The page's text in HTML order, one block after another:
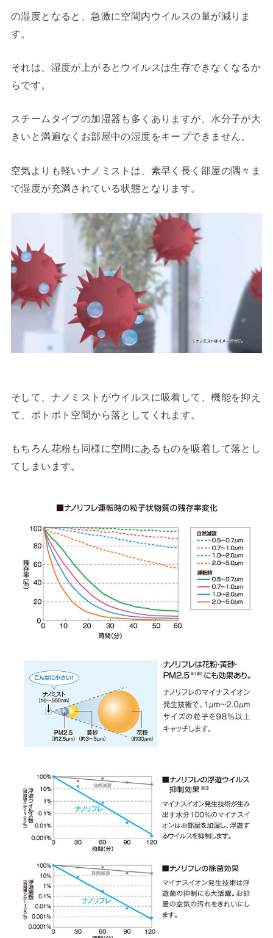
の湿度となると、急激に空間内ウイルスの量が減りま
す。
それは、湿度が上がるとウイルスは生存できなくなるか
らです。
スチームタイプの加湿器も多くありますが、水分子が大
きいと満遍なくお部屋中の湿度をキープできません。
空気よりも軽いナノミストは、素早く長く部屋の隅々ま
で湿度が充満されている状態となります。
そして、ナノミストがウイルスに吸着して、機能を抑え
て、ポトポト空間から落としてくれます。
もちろん花粉も同様に空間にあるものを吸着して落とし
てしまいます。